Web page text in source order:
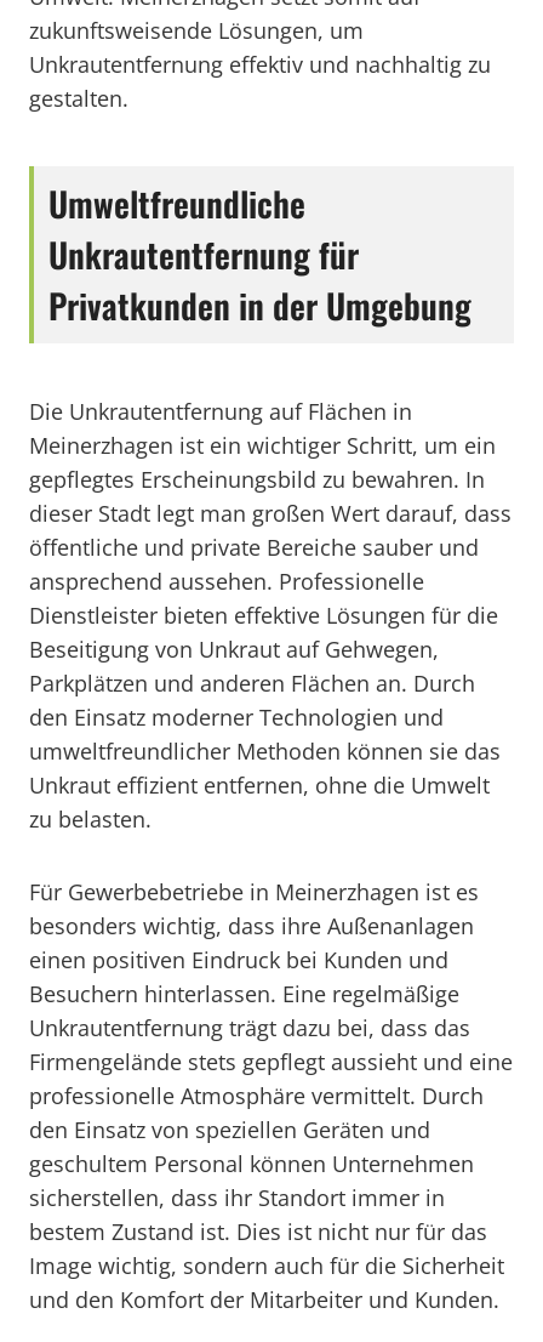
zukunftsweisende Lösungen, um
Unkrautentfernung effektiv und nachhaltig zu
gestalten.
Umweltfreundliche
Unkrautentfernung für
Privatkunden in der Umgebung
Die Unkrautentfernung auf Flächen in
Meinerzhagen ist ein wichtiger Schritt, um ein
gepflegtes Erscheinungsbild zu bewahren. In
dieser Stadt legt man großen Wert darauf, dass
öffentliche und private Bereiche sauber und
ansprechend aussehen. Professionelle
Dienstleister bieten effektive Lösungen für die
Beseitigung von Unkraut auf Gehwegen,
Parkplätzen und anderen Flächen an. Durch
den Einsatz moderner Technologien und
umweltfreundlicher Methoden können sie das
Unkraut effizient entfernen, ohne die Umwelt
zu belasten.
Für Gewerbebetriebe in Meinerzhagen ist es
besonders wichtig, dass ihre Außenanlagen
einen positiven Eindruck bei Kunden und
Besuchern hinterlassen. Eine regelmäßige
Unkrautentfernung trägt dazu bei, dass das
Firmengelände stets gepflegt aussieht und eine
professionelle Atmosphäre vermittelt. Durch
den Einsatz von speziellen Geräten und
geschultem Personal können Unternehmen
sicherstellen, dass ihr Standort immer in
bestem Zustand ist. Dies ist nicht nur für das
Image wichtig, sondern auch für die Sicherheit
und den Komfort der Mitarbeiter und Kunden.